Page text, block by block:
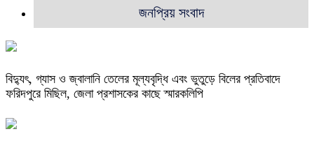
জনপ্রিয় সংবাদ
বিদ্যুৎ, গ্যাস ও জ্বালানি তেলের মূল্যবৃদ্ধি এবং ভুতুড়ে বিলের প্রতিবাদে
ফরিদপুরে মিছিল, জেলা প্রশাসকের কাছে স্মারকলিপি